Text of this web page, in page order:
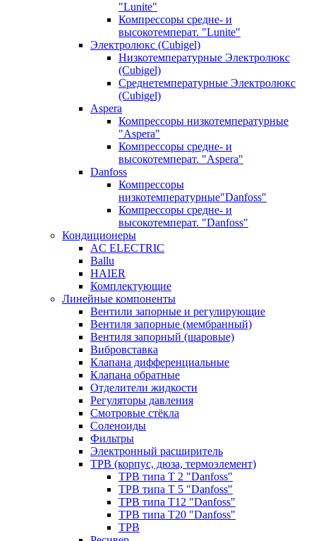
"Lunite"
Компрессоры средне- и
высокотемперат. "Lunite"
Электролюкс (Cubigel)
Низкотемпературные Электролюкс
(Cubigel)
Среднетемпературные Электролюкс
(Cubigel)
Aspera
Компрессоры низкотемпературные
"Aspera"
Компрессоры средне- и
высокотемперат. "Aspera"
Danfoss
Компрессоры
низкотемпературные"Danfoss"
Компрессоры средне- и
высокотемперат. "Danfoss"
Кондиционеры
AC ELECTRIC
Ballu
HAIER
Комплектующие
Линейные компоненты
Вентили запорные и регулирующие
Вентиля запорные (мембранный)
Вентиля запорный (шаровые)
Вибровставка
Клапана дифференциальные
Клапана обратные
Отделители жидкости
Регуляторы давления
Смотровые стёкла
Соленоиды
Фильтры
Электронный расширитель
ТРВ (корпус, дюза, термоэлемент)
ТРВ типа Т 2 "Danfoss"
ТРВ типа Т 5 "Danfoss"
ТРВ типа Т12 "Danfoss"
ТРВ типа Т20 "Danfoss"
ТРВ